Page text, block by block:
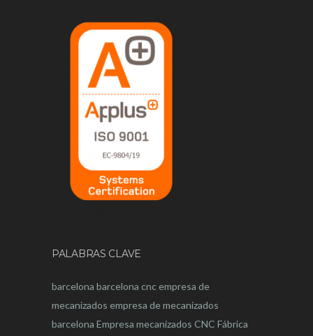
PALABRAS CLAVE
barcelona barcelona cncempresa de
mecanizados empresa de mecanizados
barcelona Empresa mecanizados CNC Fábrica